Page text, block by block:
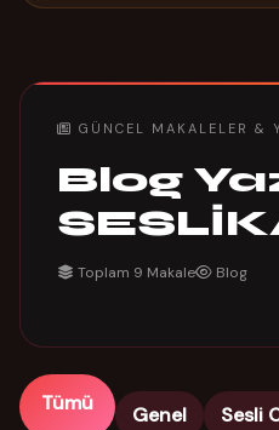
GÜNCEL MAKALELER &
Blog
Toplam 9 Makale Blog
Tümü Genel Sesli